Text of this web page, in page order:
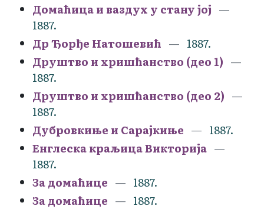
Домаћица и ваздух у стану јој
1887.
Др Ђорђе Натошевић
1887.
Друштво и хришћанство (део 1)
1887.
Друштво и хришћанство (део 2)
1887.
Дубровкиње и Сарајкиње
1887.
Енглеска краљица Викторија
1887.
За домаћице
1887.
За домаћице
1887.